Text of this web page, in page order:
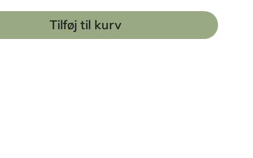
Tilføj til kurv